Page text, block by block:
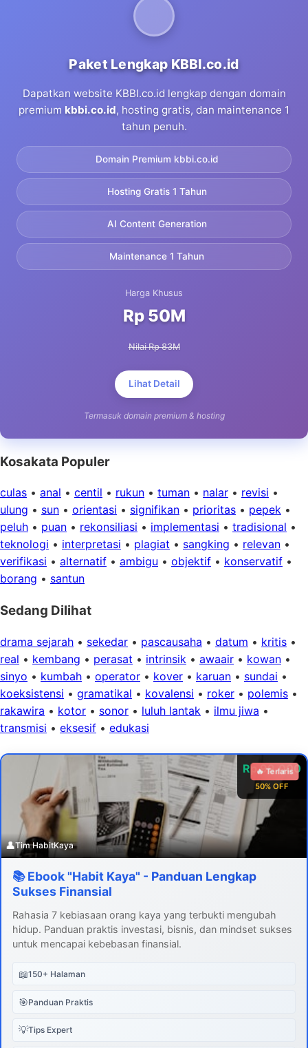
Paket Lengkap KBBI.co.id
Dapatkan website KBBI.co.id lengkap dengan domain
premium kbbi.co.id, hosting gratis, dan maintenance 1
tahun penuh.
Domain Premium kbbi.co.id
Hosting Gratis 1 Tahun
AI Content Generation
Maintenance 1 Tahun
Harga Khusus
Rp 50M
Nilai Rp 83M
Lihat Detail
Termasuk domain premium & hosting
Kosakata Populer
culas • anal • centil • rukun • tuman • nalar • revisi •
ulung • sun • orientasi • signifikan • prioritas • pepek •
peluh • puan • rekonsiliasi • implementasi • tradisional •
teknologi • interpretasi • plagiat • sangking • relevan •
verifikasi • alternatif • ambigu • objektif • konservatif •
borang • santun
Sedang Dilihat
drama sejarah • sekedar • pascausaha • datum • kritis •
real • kembang • perasat • intrinsik • awaair • kowan •
sinyo • kumbah • operator • kover • karuan • sundai •
koeksistensi • gramatikal • kovalensi • roker • polemis •
rakawira • kotor • sonor • luluh lantak • ilmu jiwa •
transmisi • eksesif • edukasi
Rp 99.000
50% OFF
🔥 Terlaris
👤Tim HabitKaya
📚 Ebook "Habit Kaya" - Panduan Lengkap
Sukses Finansial
Rahasia 7 kebiasaan orang kaya yang terbukti mengubah
hidup. Panduan praktis investasi, bisnis, dan mindset sukses
untuk mencapai kebebasan finansial.
📖150+ Halaman
🎯Panduan Praktis
💡Tips Expert